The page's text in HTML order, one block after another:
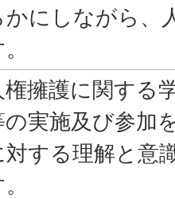
かにしながら、
権擁護に関する
の実施及び参加
対する理解と意